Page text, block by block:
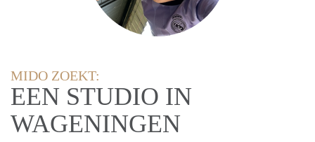
MIDO ZOEKT:
EEN STUDIO IN
WAGENINGEN